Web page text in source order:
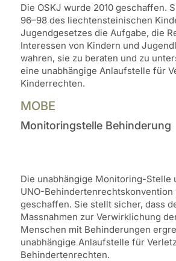
Die OSKJ wurde 2010 geschaffen.
96–98 des liechtensteinischen
Jugendgesetzes die Aufgabe, die
Interessen von Kindern und
wahren, sie zu beraten und zu
eine unabhängige Anlaufstelle für
Kinderrechten.
MOBE
Monitoringstelle Behinderung
Die unabhängige Monitoring-Stelle
UNO-Behindertenrechtskonvention
geschaffen. Sie stellt sicher, dass
Massnahmen zur Verwirklichung
Menschen mit Behinderungen
unabhängige Anlaufstelle für
Behindertenrechten.